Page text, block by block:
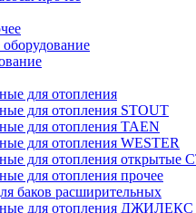
для отопления
для отопления STOUT
для отопления TAEN
для отопления WESTER
для отопления открытые
для отопления прочее
баков расширительных
для отопления ДЖИЛЕКС